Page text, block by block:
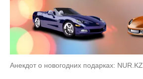
Анекдот о новогодних подарках: NUR.KZ